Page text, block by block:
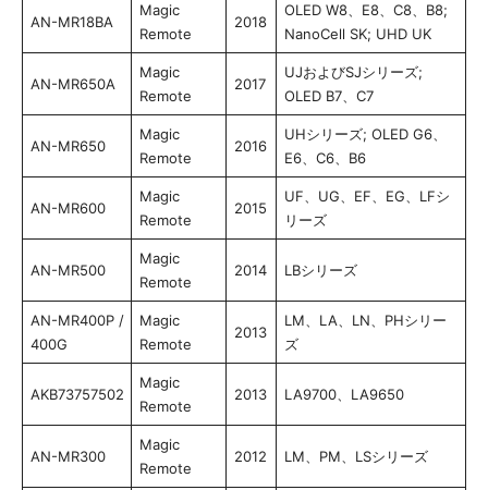
AN-MR18BA
Magic
Remote
2018
OLED W8、E8、C8、B8;
NanoCell SK; UHD UK
AN-MR650A
Magic
Remote
2017
UJおよびSJシリーズ;
OLED B7、C7
AN-MR650
Magic
Remote
2016
UHシリーズ; OLED G6、
E6、C6、B6
AN-MR600
Magic
Remote
2015
UF、UG、EF、EG、LFシ
リーズ
AN-MR500
Magic
Remote
2014 LBシリーズ
AN-MR400P /
400G
Magic
Remote
2013
LM、LA、LN、PHシリー
ズ
AKB73757502
Magic
Remote
2013 LA9700、LA9650
AN-MR300
Magic
Remote
2012 LM、PM、LSシリーズ